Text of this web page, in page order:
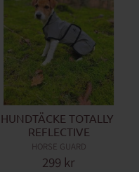
HUNDTÄCKE TOTALLY
REFLECTIVE
HORSE GUARD
299 kr